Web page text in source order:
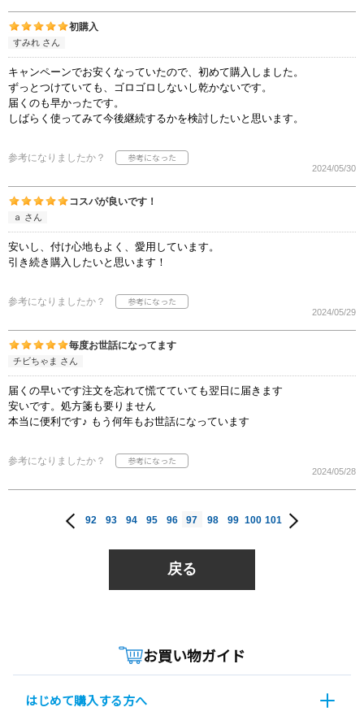
初購入
すみれ さん
キャンペーンでお安くなっていたので、初めて購入しました。
ずっとつけていても、ゴロゴロしないし乾かないです。
届くのも早かったです。
しばらく使ってみて今後継続するかを検討したいと思います。
参考になりましたか？
2024/05/30
コスパが良いです！
ａ さん
安いし、付け心地もよく、愛用しています。
引き続き購入したいと思います！
参考になりましたか？
2024/05/29
毎度お世話になってます
チビちゃま さん
届くの早いです注文を忘れて慌てていても翌日に届きます
安いです。処方箋も要りません
本当に便利です♪ もう何年もお世話になっています
参考になりましたか？
2024/05/28
92 93 94 95 96 97 98 99 100 101
戻る
お買い物ガイド
はじめて購入する方へ